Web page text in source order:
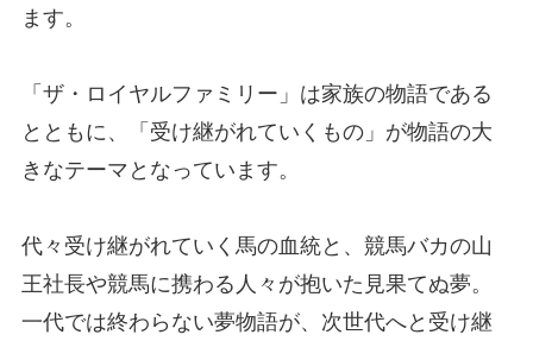
ます。
「ザ・ロイヤルファミリー」は家族の物語である
とともに、「受け継がれていくもの」が物語の大
きなテーマとなっています。
代々受け継がれていく馬の血統と、競馬バカの山
王社長や競馬に携わる人々が抱いた見果てぬ夢。
一代では終わらない夢物語が、次世代へと受け継